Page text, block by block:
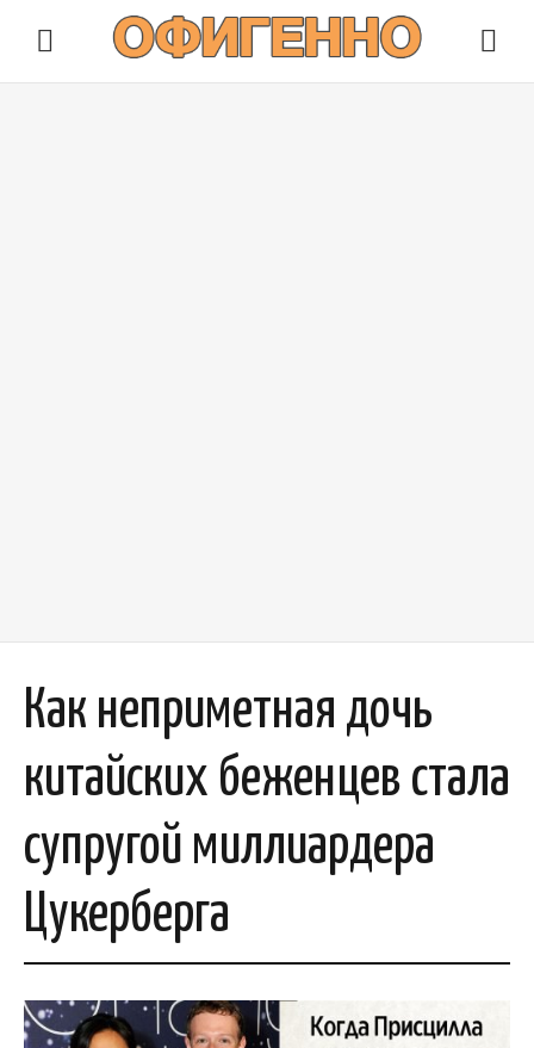
Как неприметная дочь
китайских беженцев стала
супругой миллиардера
Цукерберга